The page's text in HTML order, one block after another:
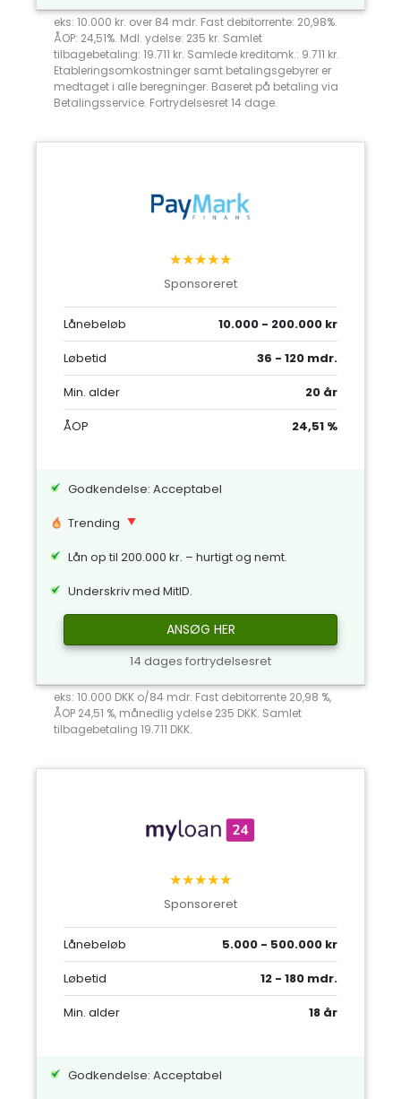
eks: 10.000 kr. over 84 mdr. Fast debitorrente: 20,98%.
ÅOP: 24,51%. Mdl. ydelse: 235 kr. Samlet
tilbagebetaling: 19.711 kr. Samlede kreditomk.: 9.711 kr.
Etableringsomkostninger samt betalingsgebyrer er
medtaget i alle beregninger. Baseret på betaling via
Betalingsservice. Fortrydelsesret 14 dage.
★★★★★
Sponsoreret
Lånebeløb
10.000 - 200.000 kr
Løbetid
36 - 120 mdr.
Min. alder
20 år
ÅOP
24,51 %
Godkendelse: Acceptabel
Trending
Lån op til 200.000 kr. – hurtigt og nemt.
Underskriv med MitID.
ANSØG HER
14 dages fortrydelsesret
eks: 10.000 DKK o/84 mdr. Fast debitorrente 20,98 %,
ÅOP 24,51 %, månedlig ydelse 235 DKK. Samlet
tilbagebetaling 19.711 DKK.
★★★★★
Sponsoreret
Lånebeløb
5.000 - 500.000 kr
Løbetid
12 - 180 mdr.
Min. alder
18 år
Godkendelse: Acceptabel